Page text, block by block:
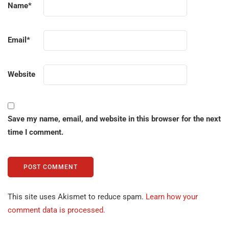
Name*
Email *
Website
Save my name, email, and website in this browser for the next
time I comment.
This site uses Akismet to reduce spam. Learn how your
comment data is processed.